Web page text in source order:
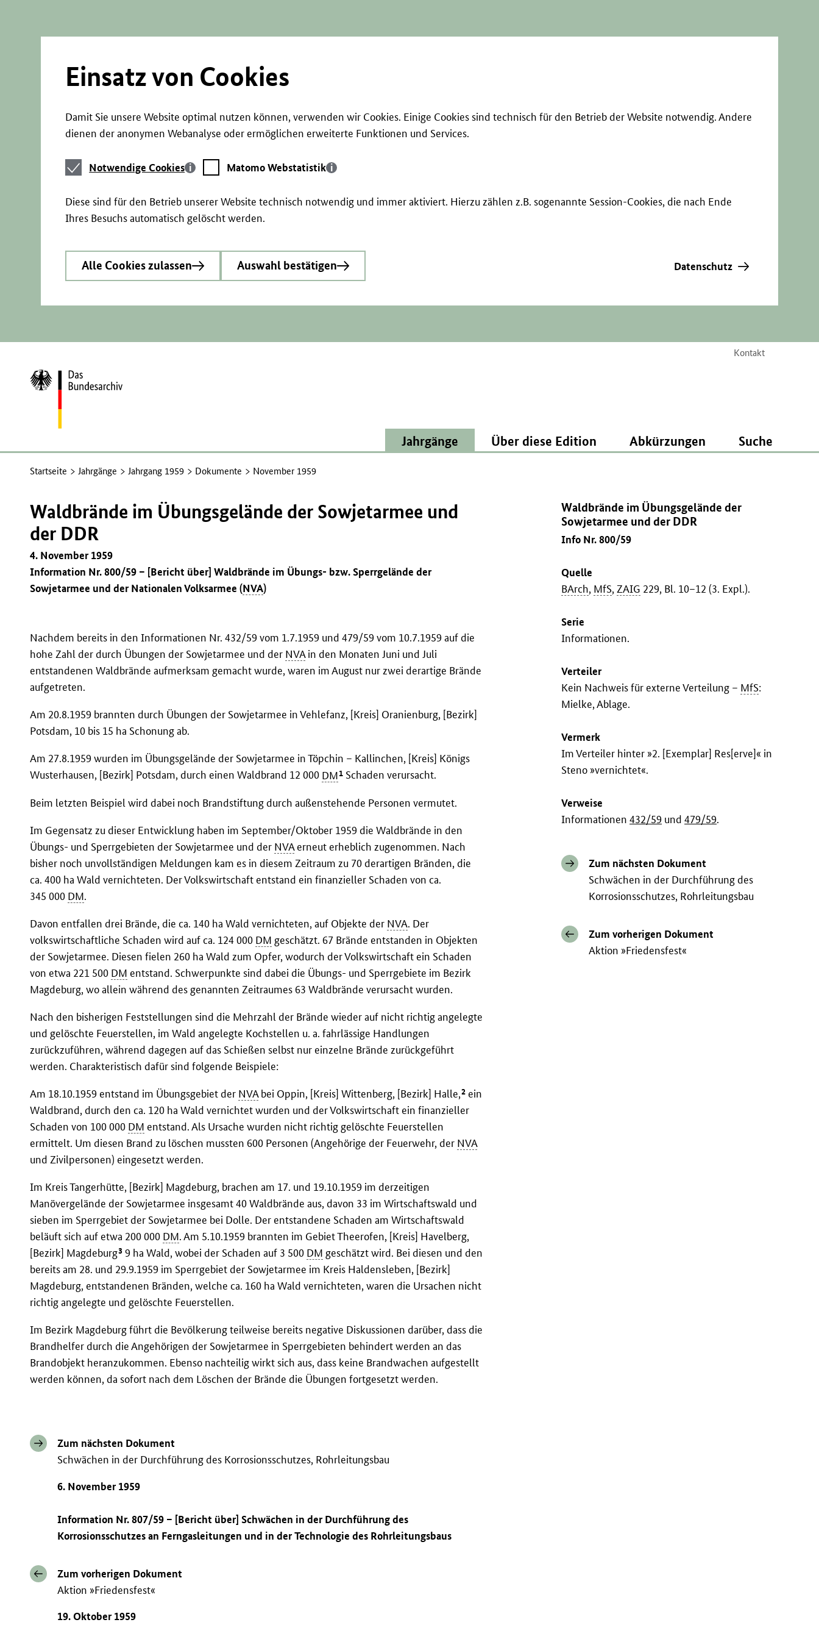
Einsatz von Cookies
Damit Sie unsere Website optimal nutzen können, verwenden wir Cookies. Einige Cookies sind technisch für den Betrieb der Website notwendig. Andere
dienen der anonymen Webanalyse oder ermöglichen erweiterte Funktionen und Services.
Notwendige
Cookies
Notwendige Cookies
Matomo
Webstatistik
Matomo Webstatistik
Diese sind für den Betrieb unserer Website technisch notwendig und immer aktiviert. Hierzu zählen z.B. sogenannte Session-Cookies, die nach Ende
Ihres Besuchs automatisch gelöscht werden.
Alle Cookies zulassen Auswahl bestätigen Datenschutz
Kontakt
Zur
Startseite
Jahrgänge Über diese Edition Abkürzungen Suche
Startseite Jahrgänge Jahrgang 1959 Dokumente November 1959
Waldbrände im Übungsgelände der
Sowjetarmee und der DDR
Info Nr. 800/59
Quelle
BArch, MfS,ZAIG 229, Bl. 10–12 (3. Expl.).
Serie
Informationen.
Verteiler
Kein Nachweis für externe Verteilung – MfS:
Mielke, Ablage.
Vermerk
Im Verteiler hinter »2. [Exemplar] Res[erve]« in
Steno »vernichtet«.
Verweise
Informationen432/59 und479/59.
Zum nächsten Dokument
Schwächen in der Durchführung des
Korrosionsschutzes, Rohrleitungsbau
Zum vorherigen Dokument
Aktion »Friedensfest«
Waldbrände im Übungsgelände der Sowjetarmee und
der DDR
4. November 1959
Information Nr. 800/59 – [Bericht über] Waldbrände im Übungs- bzw. Sperrgelände der
Sowjetarmee und der Nationalen Volksarmee (NVA)
Nachdem bereits in den Informationen Nr. 432/59 vom 1.7.1959 und 479/59 vom 10.7.1959 auf die
hohe Zahl der durch Übungen der Sowjetarmee und der NVAin den Monaten Juni und Juli
entstandenen Waldbrände aufmerksam gemacht wurde, waren im August nur zwei derartige Brände
aufgetreten.
Am 20.8.1959 brannten durch Übungen der Sowjetarmee in Vehlefanz, [Kreis] Oranienburg, [Bezirk]
Potsdam, 10 bis 15 ha Schonung ab.
Am 27.8.1959 wurden im Übungsgelände der Sowjetarmee in Töpchin – Kallinchen, [Kreis] Königs
Wusterhausen, [Bezirk] Potsdam, durch einen Waldbrand 12 000 DM1 Schaden verursacht.
Beim letzten Beispiel wird dabei noch Brandstiftung durch außenstehende Personen vermutet.
Im Gegensatz zu dieser Entwicklung haben im September/Oktober 1959 die Waldbrände in den
Übungs- und Sperrgebieten der Sowjetarmee und der NVAerneut erheblich zugenommen. Nach
bisher noch unvollständigen Meldungen kam es in diesem Zeitraum zu 70 derartigen Bränden, die
ca. 400 ha Wald vernichteten. Der Volkswirtschaft entstand ein finanzieller Schaden von ca.
345 000 DM.
Davon entfallen drei Brände, die ca. 140 ha Wald vernichteten, auf Objekte der NVA. Der
volkswirtschaftliche Schaden wird auf ca. 124 000 DM geschätzt. 67 Brände entstanden in Objekten
der Sowjetarmee. Diesen fielen 260 ha Wald zum Opfer, wodurch der Volkswirtschaft ein Schaden
von etwa 221 500 DM entstand. Schwerpunkte sind dabei die Übungs- und Sperrgebiete im Bezirk
Magdeburg, wo allein während des genannten Zeitraumes 63 Waldbrände verursacht wurden.
Nach den bisherigen Feststellungen sind die Mehrzahl der Brände wieder auf nicht richtig angelegte
und gelöschte Feuerstellen, im Wald angelegte Kochstellen u. a. fahrlässige Handlungen
zurückzuführen, während dagegen auf das Schießen selbst nur einzelne Brände zurückgeführt
werden. Charakteristisch dafür sind folgende Beispiele:
Am 18.10.1959 entstand im Übungsgebiet der NVAbei Oppin, [Kreis] Wittenberg, [Bezirk] Halle,2 ein
Waldbrand, durch den ca. 120 ha Wald vernichtet wurden und der Volkswirtschaft ein finanzieller
Schaden von 100 000 DM entstand. Als Ursache wurden nicht richtig gelöschte Feuerstellen
ermittelt. Um diesen Brand zu löschen mussten 600 Personen (Angehörige der Feuerwehr, der NVA
und Zivilpersonen) eingesetzt werden.
Im Kreis Tangerhütte, [Bezirk] Magdeburg, brachen am 17. und 19.10.1959 im derzeitigen
Manövergelände der Sowjetarmee insgesamt 40 Waldbrände aus, davon 33 im Wirtschaftswald und
sieben im Sperrgebiet der Sowjetarmee bei Dolle. Der entstandene Schaden am Wirtschaftswald
beläuft sich auf etwa 200 000 DM. Am 5.10.1959 brannten im Gebiet Theerofen, [Kreis] Havelberg,
[Bezirk] Magdeburg3 9 ha Wald, wobei der Schaden auf 3 500 DM geschätzt wird. Bei diesen und den
bereits am 28. und 29.9.1959 im Sperrgebiet der Sowjetarmee im Kreis Haldensleben, [Bezirk]
Magdeburg, entstandenen Bränden, welche ca. 160 ha Wald vernichteten, waren die Ursachen nicht
richtig angelegte und gelöschte Feuerstellen.
Im Bezirk Magdeburg führt die Bevölkerung teilweise bereits negative Diskussionen darüber, dass die
Brandhelfer durch die Angehörigen der Sowjetarmee in Sperrgebieten behindert werden an das
Brandobjekt heranzukommen. Ebenso nachteilig wirkt sich aus, dass keine Brandwachen aufgestellt
werden können, da sofort nach dem Löschen der Brände die Übungen fortgesetzt werden.
Zum nächsten Dokument
Schwächen in der Durchführung des Korrosionsschutzes, Rohrleitungsbau
6. November 1959
Information Nr. 807/59 – [Bericht über] Schwächen in der Durchführung des
Korrosionsschutzes an Ferngasleitungen und in der Technologie des Rohrleitungsbaus
Zum vorherigen Dokument
Aktion »Friedensfest«
19. Oktober 1959